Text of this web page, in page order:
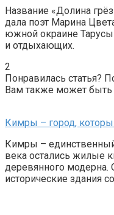
Название «Долина
дала поэт Марина
южной окраине
и отдыхающих.
2
Понравилась статья?
Вам также может быть
Кимры – город,
Кимры –
века остались жилые
деревянного модерна.
исторические здания